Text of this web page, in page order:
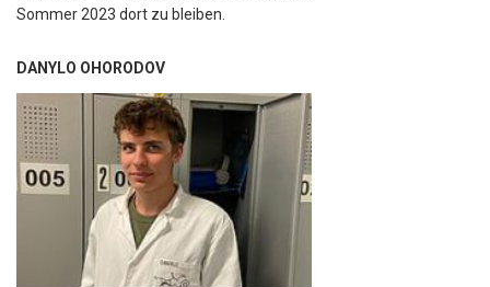
Sommer 2023 dort zu bleiben.
DANYLO OHORODOV